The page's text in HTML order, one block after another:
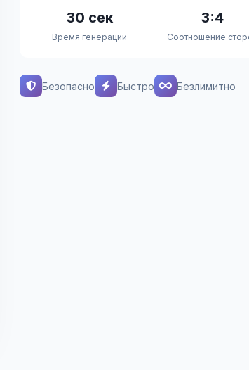
30 сек
Время генерации
3:4
Соотношение
Безопасно Быстро Безлимитно